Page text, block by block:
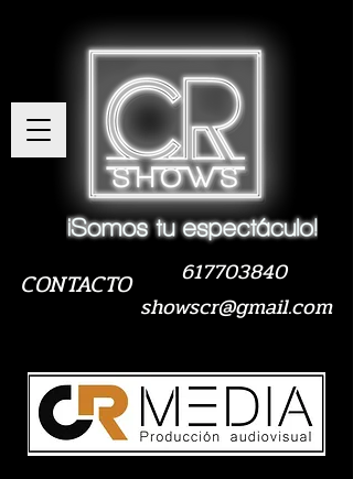
CONTACTO
617703840
showscr@gmail.com